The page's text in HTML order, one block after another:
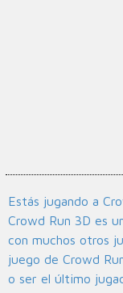
Estás jugando a
Crowd Run 3D es
con muchos otros
juego de Crowd
o ser el último